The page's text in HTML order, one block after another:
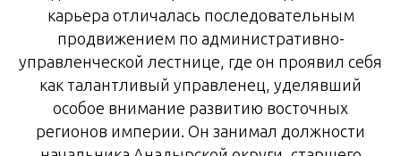
карьера отличалась последовательным
продвижением по административно-
управленческой лестнице, где он проявил себя
как талантливый управленец, уделявший
особое внимание развитию восточных
регионов империи. Он занимал должности